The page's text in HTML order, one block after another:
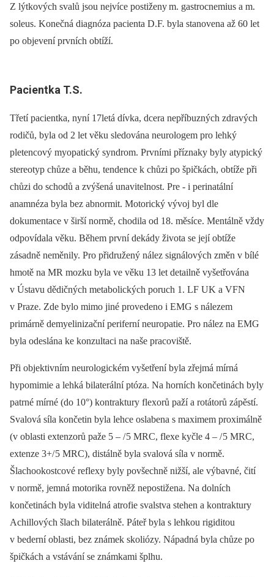
Z lýtkových svalů jsou nejvíce postiženy m. gastrocnemius a m.
soleus. Konečná diagnóza pacienta D.F. byla stanovena až 60 let
po objevení prvních obtíží.
Pacientka T.S.
Třetí pacientka, nyní 17letá dívka, dcera nepříbuzných zdravých
rodičů, byla od 2 let věku sledována neurologem pro lehký
pletencový myopatický syndrom. Prvními příznaky byly atypický
stereotyp chůze a běhu, tendence k chůzi po špičkách, obtíže při
chůzi do schodů a zvýšená unavitelnost. Pre -⁠ i perinatální
anamnéza byla bez abnormit. Motorický vývoj byl dle
dokumentace v širší normě, chodila od 18. měsíce. Mentálně vždy
odpovídala věku. Během první dekády života se její obtíže
zásadně neměnily. Pro přidružený nález signálových změn v bílé
hmotě na MR mozku byla ve věku 13 let detailně vyšetřována
v Ústavu dědičných metabolických poruch 1. LF UK a VFN
v Praze. Zde bylo mimo jiné provedeno i EMG s nálezem
primárně demyelinizační periferní neuropatie. Pro nález na EMG
byla odeslána ke konzultaci na naše pracoviště.
Při objektivním neurologickém vyšetření byla zřejmá mírná
hypomimie a lehká bilaterální ptóza. Na horních končetinách byly
patrné mírné (do 10°) kontraktury flexorů paží a rotátorů zápěstí.
Svalová síla končetin byla lehce oslabena s maximem proximálně
(v oblasti extenzorů paže 5 –⁠ / 5 MRC, flexe kyčle 4 –⁠ / 5 MRC,
extenze 3+/ 5 MRC), distálně byla svalová síla v normě.
Šlachookostcové reflexy byly povšechně nižší, ale výbavné, čití
v normě, jemná motorika rovněž nepostižena. Na dolních
končetinách byla viditelná atrofie svalstva stehen a kontraktury
Achillových šlach bilaterálně. Páteř byla s lehkou rigiditou
v bederní oblasti, bez známek skoliózy. Nápadná byla chůze po
špičkách a vstávání se známkami šplhu.